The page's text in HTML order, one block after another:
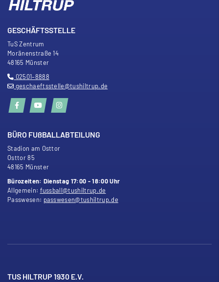
GESCHÄFTSSTELLE
TuS Zentrum
Moränenstraße 14
48165 Münster
02501–8888
geschaeftsstelle@tushiltrup.de
BÜRO FUßBALLABTEILUNG
Stadion am Osttor
Osttor 85
48165 Münster
Bürozeiten: Dienstag 17:00 - 18:00 Uhr
Allgemein: fussball@tushiltrup.de
Passwesen: passwesen@tushiltrup.de
TUS HILTRUP 1930 E.V.